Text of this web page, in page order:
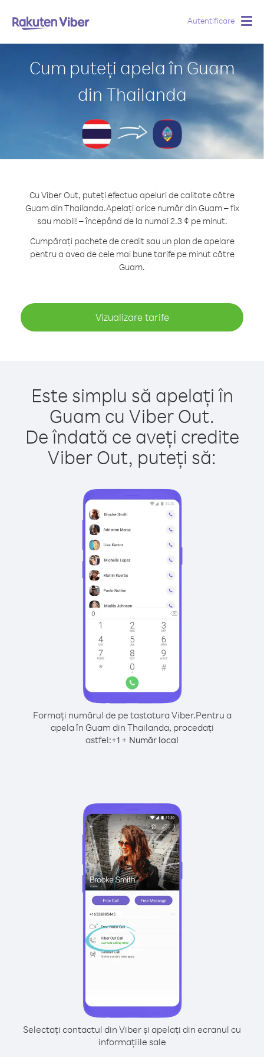
Autentificare
Cum puteți apela în Guam
din Thailanda
Cu Viber Out, puteți efectua apeluri de calitate către
Guam din Thailanda.Apelați orice număr din Guam – fix
sau mobil! – începând de la numai 2.3 ¢ pe minut.
Cumpărați pachete de credit sau un plan de apelare
pentru a avea de cele mai bune tarife pe minut către
Guam.
Vizualizare tarife
Este simplu să apelați în
Guam cu Viber Out.
De îndată ce aveți credite
Viber Out, puteți să:
Formați numărul de pe tastatura Viber.Pentru a
apela în Guam din Thailanda, procedați
astfel:+1 + Număr local
Selectați contactul din Viber și apelați din ecranul cu
informațiile sale